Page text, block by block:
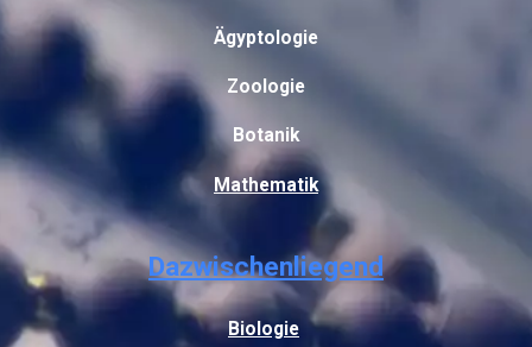
Ägyptologie
Zoologie
Botanik
Mathematik
Dazwischenliegend
Biologie